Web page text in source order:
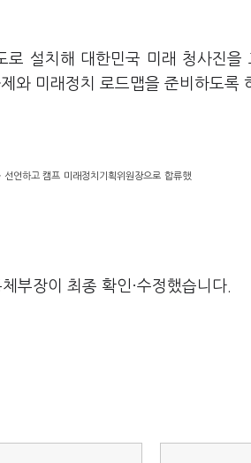
설치해 대한민국 미래 청사진을
와 미래정치 로드맵을 준비하도록
언하고 캠프 미래정치기획위원장으로 합류했
부장이 최종 확인·수정했습니다.